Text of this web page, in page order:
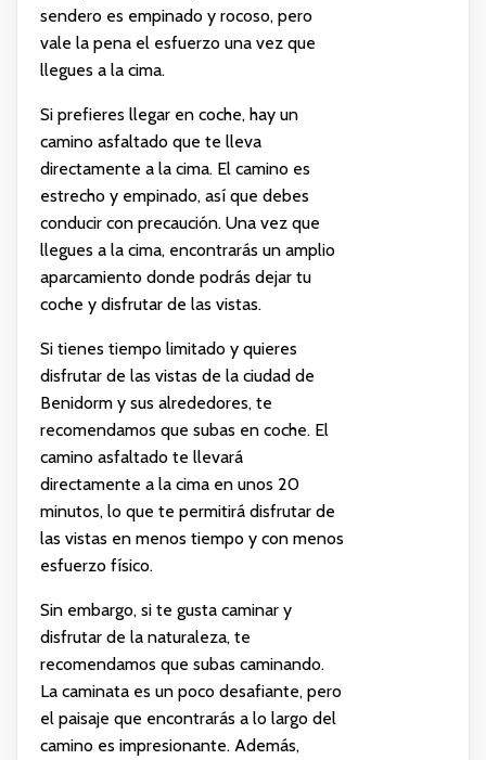
sendero es empinado y rocoso, pero
vale la pena el esfuerzo una vez que
llegues a la cima.
Si prefieres llegar en coche, hay un
camino asfaltado que te lleva
directamente a la cima. El camino es
estrecho y empinado, así que debes
conducir con precaución. Una vez que
llegues a la cima, encontrarás un amplio
aparcamiento donde podrás dejar tu
coche y disfrutar de las vistas.
Si tienes tiempo limitado y quieres
disfrutar de las vistas de la ciudad de
Benidorm y sus alrededores, te
recomendamos que subas en coche. El
camino asfaltado te llevará
directamente a la cima en unos 20
minutos, lo que te permitirá disfrutar de
las vistas en menos tiempo y con menos
esfuerzo físico.
Sin embargo, si te gusta caminar y
disfrutar de la naturaleza, te
recomendamos que subas caminando.
La caminata es un poco desafiante, pero
el paisaje que encontrarás a lo largo del
camino es impresionante. Además,